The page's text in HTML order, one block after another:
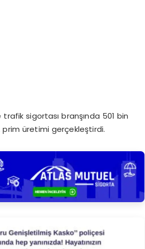
sigortası branşında 501 bin
prim üretimi gerçekleştirdi.